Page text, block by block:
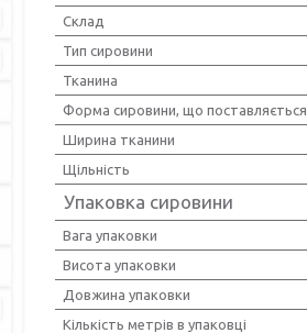
Склад
Тип сировини
Тканина
Форма сировини, що поставляється
Ширина тканини
Щільність
Упаковка сировини
Вага упаковки
Висота упаковки
Довжина упаковки
Кількість метрів в упаковці